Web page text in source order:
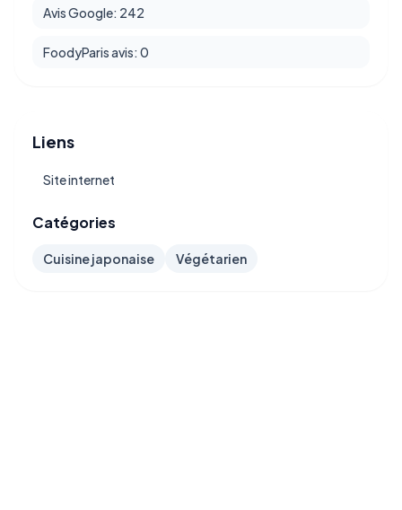
Avis Google: 242
FoodyParis avis: 0
Liens
Site internet
Catégories
Cuisine japonaise Végétarien